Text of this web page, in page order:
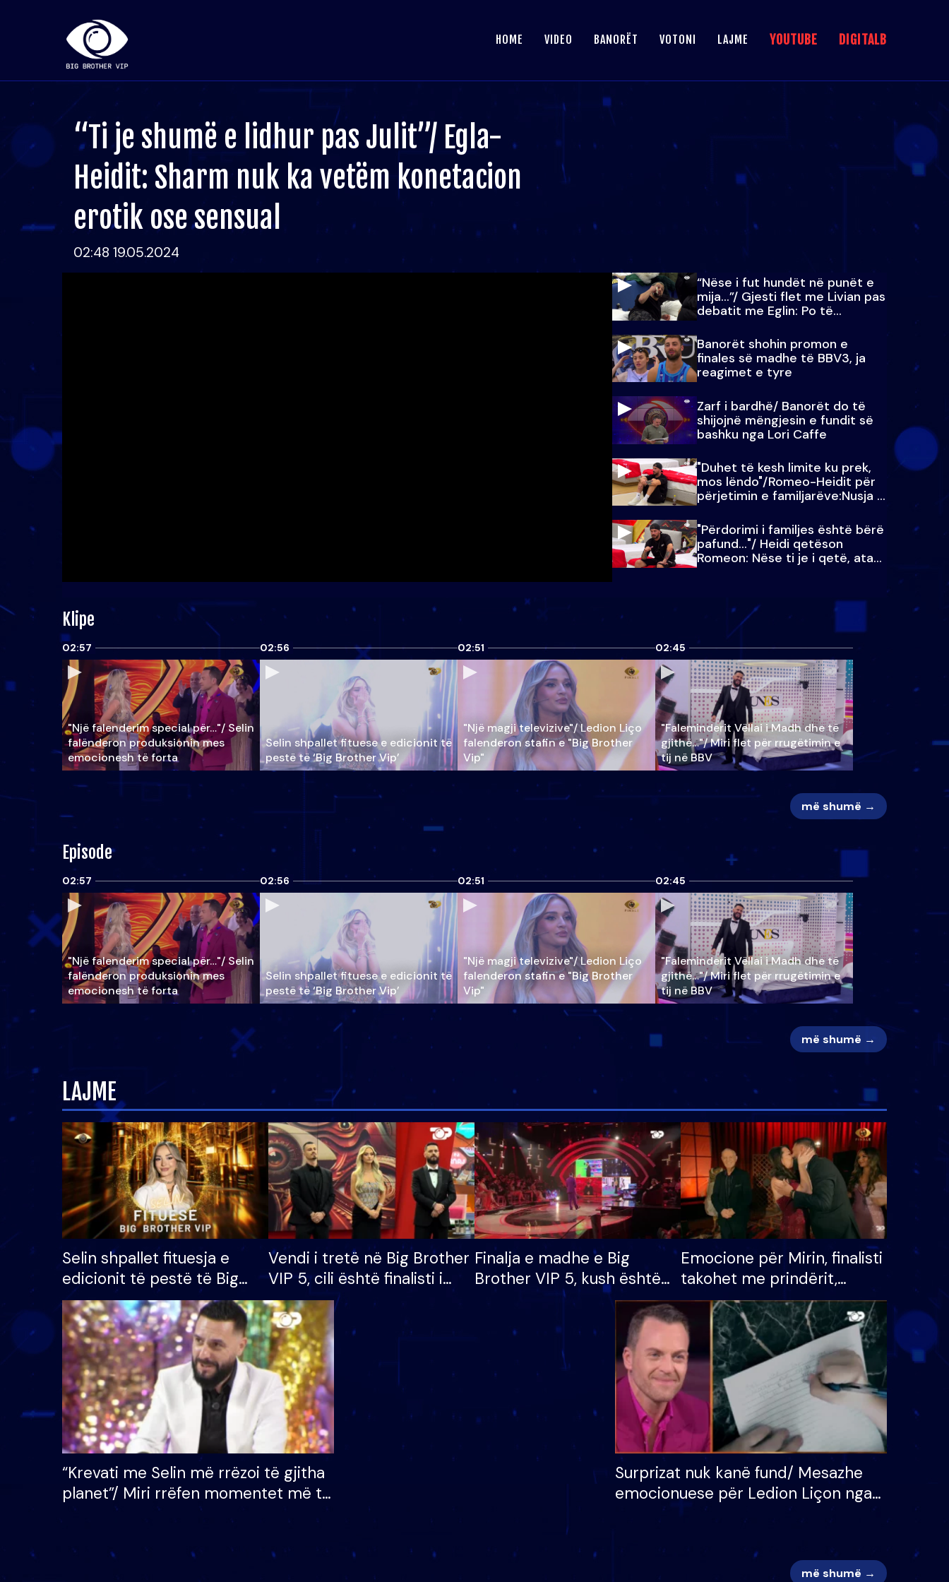
HOME VIDEO BANORËT VOTONI LAJME YOUTUBE DIGITALB
“Ti je shumë e lidhur pas Julit”/ Egla-
Heidit: Sharm nuk ka vetëm konetacion
erotik ose sensual
02:48 19.05.2024
“Nëse i fut hundët në punët e
mija…”/ Gjesti flet me Livian pas
debatit me Eglin: Po të
paralajmëroj
Banorët shohin promon e
finales së madhe të BBV3, ja
reagimet e tyre
Zarf i bardhë/ Banorët do të
shijojnë mëngjesin e fundit së
bashku nga Lori Caffe
"Duhet të kesh limite ku prek,
mos lëndo"/Romeo-Heidit për
përjetimin e familjarëve:Nusja e
Julit…
"Përdorimi i familjes është bërë
pafund…"/ Heidi qetëson
Romeon: Nëse ti je i qetë, ata
qetësohen
Klipe
02:57
"Një falenderim special për…"/ Selin
falënderon produksionin mes
emocionesh të forta
02:56
Selin shpallet fituese e edicionit të
pestë të ‘Big Brother Vip’
02:51
"Një magji televizive"/ Ledion Liço
falenderon stafin e "Big Brother
Vip"
02:45
"Faleminderit Vëllai i Madh dhe të
gjithë…"/ Miri flet për rrugëtimin e
tij në BBV
më shumë →
Episode
02:57
"Një falenderim special për…"/ Selin
falënderon produksionin mes
emocionesh të forta
02:56
Selin shpallet fituese e edicionit të
pestë të ‘Big Brother Vip’
02:51
"Një magji televizive"/ Ledion Liço
falenderon stafin e "Big Brother
Vip"
02:45
"Faleminderit Vëllai i Madh dhe të
gjithë…"/ Miri flet për rrugëtimin e
tij në BBV
më shumë →
LAJME
Selin shpallet fituesja e
edicionit të pestë të Big
Brother VIP, rrëmben
çmimin e madh prej 100
mijë eurosh
Vendi i tretë në Big Brother
VIP 5, cili është finalisti i
radhës që lë shtëpinë
Finalja e madhe e Big
Brother VIP 5, kush është
banori i parë që lë shtëpinë
dhe humb mundësinë për
të fituar çmimin e madh
Emocione për Mirin, finalisti
takohet me prindërit,
vajzën dhe bashkëshorten:
S’kemi ndonjë letër divorci
apo jo?
“Krevati me Selin më rrëzoi të gjitha
planet”/ Miri rrëfen momentet më të
bukura në shtëpinë e BB VIP: Do më
Surprizat nuk kanë fund/ Mesazhe
emocionuese për Ledion Liçon nga
nëna dhe fëmijët e tij, moderatori
më shumë →